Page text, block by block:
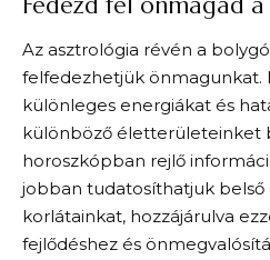
Az asztrológia révén a
felfedezhetjük önmagunkat.
különleges energiákat és
különböző életterületeinket
horoszkópban rejlő
jobban tudatosíthatjuk belső
korlátainkat, hozzájárulva
fejlődéshez és